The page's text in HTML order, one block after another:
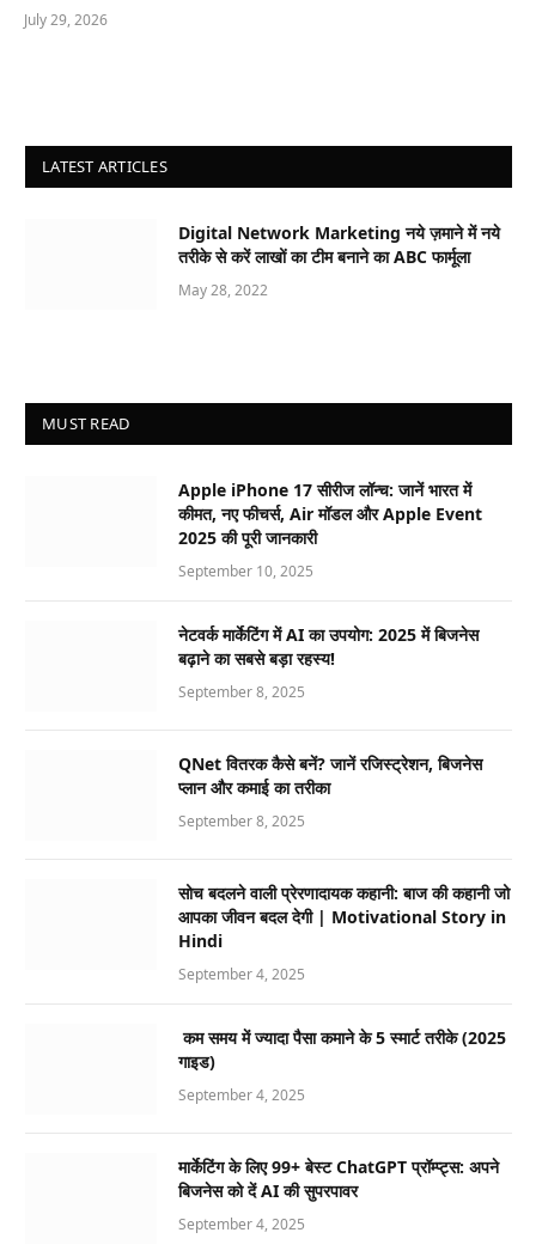
July 29, 2026
LATEST ARTICLES
Digital Network Marketing नये ज़माने में नये
तरीके से करें लाखों का टीम बनाने का ABC फार्मूला
May 28, 2022
MUST READ
Apple iPhone 17 सीरीज लॉन्च: जानें भारत में
कीमत, नए फीचर्स, Air मॉडल और Apple Event
2025 की पूरी जानकारी
September 10, 2025
नेटवर्क मार्केटिंग में AI का उपयोग: 2025 में बिजनेस
बढ़ाने का सबसे बड़ा रहस्य!
September 8, 2025
QNet वितरक कैसे बनें? जानें रजिस्ट्रेशन, बिजनेस
प्लान और कमाई का तरीका
September 8, 2025
सोच बदलने वाली प्रेरणादायक कहानी: बाज की कहानी जो
आपका जीवन बदल देगी | Motivational Story in
Hindi
September 4, 2025
कम समय में ज्यादा पैसा कमाने के 5 स्मार्ट तरीके (2025
गाइड)
September 4, 2025
मार्केटिंग के लिए 99+ बेस्ट ChatGPT प्रॉम्प्ट्स: अपने
बिजनेस को दें AI की सुपरपावर
September 4, 2025